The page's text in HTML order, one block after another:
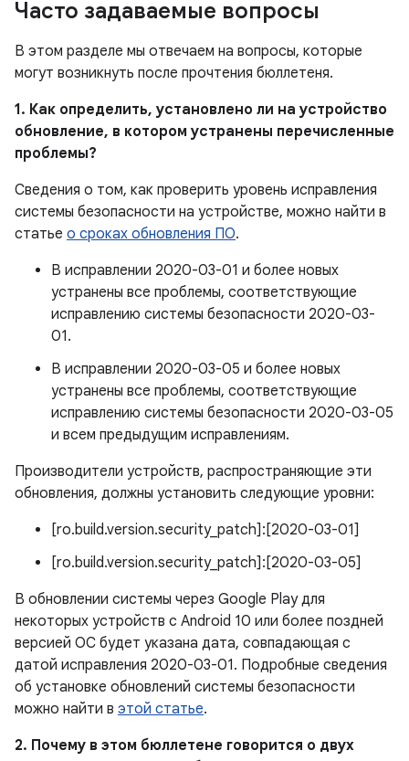
Часто задаваемые вопросы
В этом разделе мы отвечаем на вопросы, которые
могут возникнуть после прочтения бюллетеня.
1. Как определить, установлено ли на устройство
обновление, в котором устранены перечисленные
проблемы?
Сведения о том, как проверить уровень исправления
системы безопасности на устройстве, можно найти в
статье о сроках обновления ПО.
В исправлении 2020-03-01 и более новых
устранены все проблемы, соответствующие
исправлению системы безопасности 2020-03-
01.
В исправлении 2020-03-05 и более новых
устранены все проблемы, соответствующие
исправлению системы безопасности 2020-03-05
и всем предыдущим исправлениям.
Производители устройств, распространяющие эти
обновления, должны установить следующие уровни:
[ro.build.version.security_patch]:[2020-03-01]
[ro.build.version.security_patch]:[2020-03-05]
В обновлении системы через Google Play для
некоторых устройств с Android 10 или более поздней
версией ОС будет указана дата, совпадающая с
датой исправления 2020-03-01. Подробные сведения
об установке обновлений системы безопасности
можно найти в этой статье.
2. Почему в этом бюллетене говорится о двух